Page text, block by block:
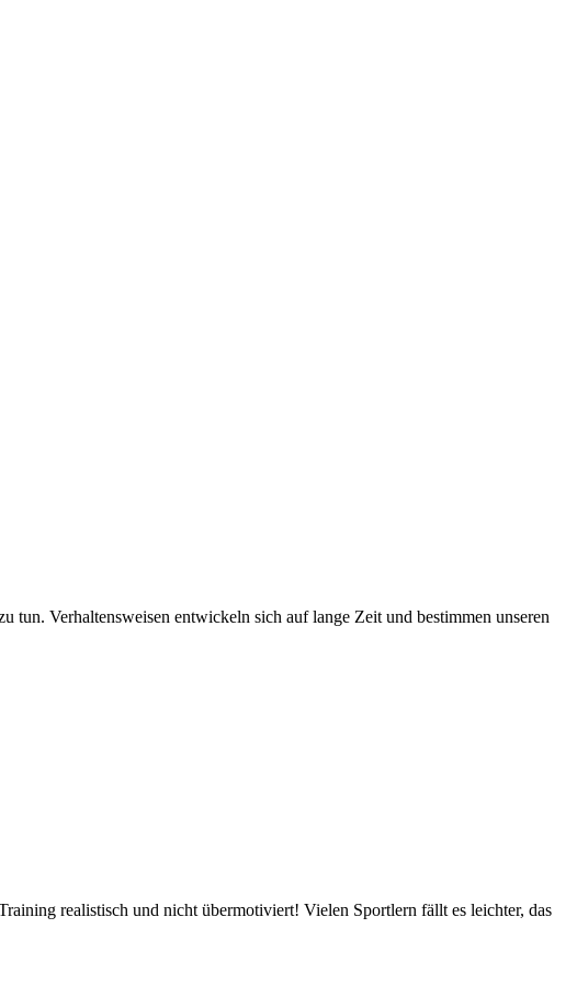
tun. Verhaltensweisen entwickeln sich auf lange Zeit und bestimmen unseren
realistisch und nicht übermotiviert! Vielen Sportlern fällt es leichter, das